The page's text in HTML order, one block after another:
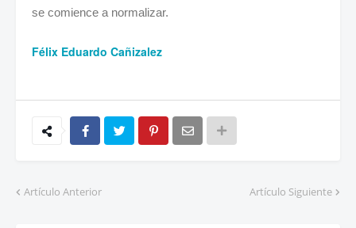
se comience a normalizar.
Félix Eduardo Cañizalez
Artículo Anterior Artículo Siguiente